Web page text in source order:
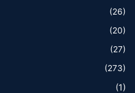
(26)
(20)
(27)
(273)
(1)